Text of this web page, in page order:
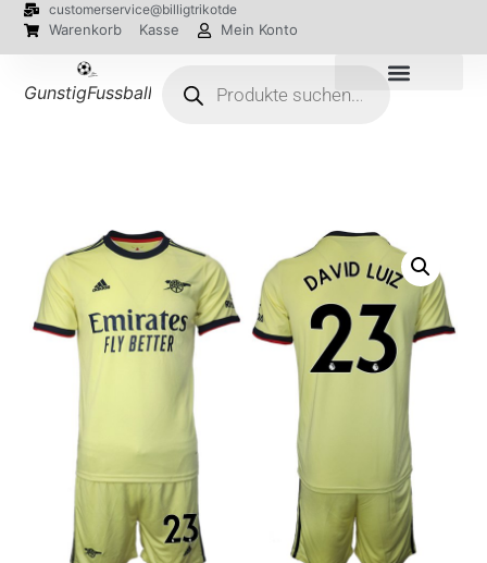
customerservice@billigtrikotde
Warenkorb Kasse Mein Konto
GunstigFussballTrikot